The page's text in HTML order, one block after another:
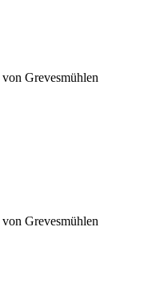
von Grevesmühlen
von Grevesmühlen